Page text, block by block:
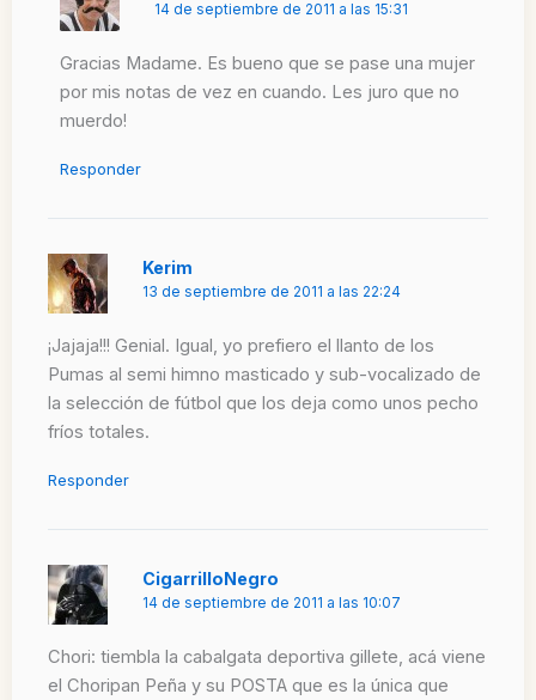
14 de septiembre de 2011 a las 15:31
Gracias Madame. Es bueno que se pase una mujer
por mis notas de vez en cuando. Les juro que no
muerdo!
Responder
Kerim
13 de septiembre de 2011 a las 22:24
¡Jajaja!!! Genial. Igual, yo prefiero el llanto de los
Pumas al semi himno masticado y sub-vocalizado de
la selección de fútbol que los deja como unos pecho
fríos totales.
Responder
CigarrilloNegro
14 de septiembre de 2011 a las 10:07
Chori: tiembla la cabalgata deportiva gillete, acá viene
el Choripan Peña y su POSTA que es la única que